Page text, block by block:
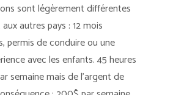
sont légèrement différentes
autres pays : 12 mois
permis de conduire ou une
avec les enfants. 45 heures
semaine mais de l’argent de